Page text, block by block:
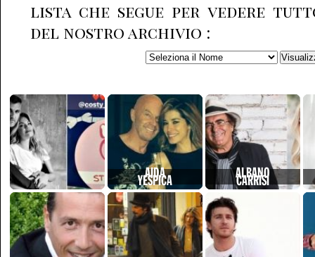
lista che segue per vedere
del nostro archivio :
AIDA
YESPICA ALBANO
CARRISI